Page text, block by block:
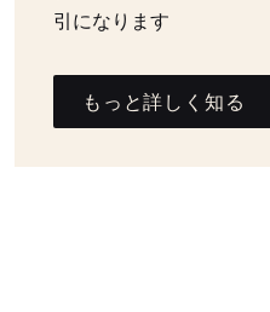
引になります
もっと詳しく知る